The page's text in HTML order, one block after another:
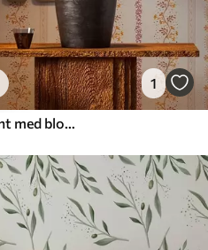
1
Delikat geometriskt ornament med blommor och växter